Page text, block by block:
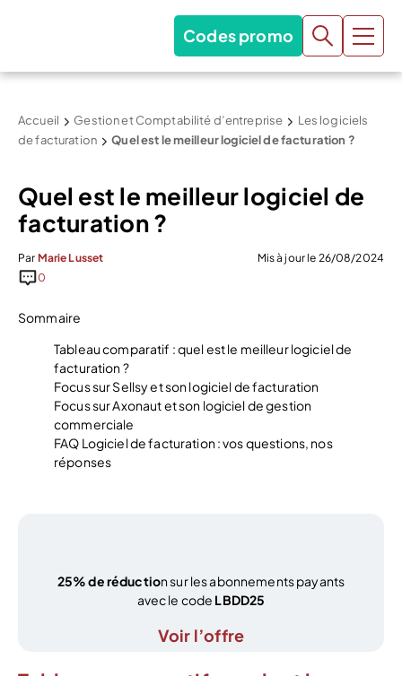
Codes promo
Accueil Gestion et Comptabilité d’entreprise
Les logiciels
de facturation
Quel est le meilleur logiciel de facturation ?
Quel est le meilleur logiciel de
facturation ?
Par Marie Lusset
Mis à jour le 26/08/2024
0
Sommaire
Tableau comparatif : quel est le meilleur logiciel de
facturation ?
Focus sur Sellsy et son logiciel de facturation
Focus sur Axonaut et son logiciel de gestion
commerciale
FAQ Logiciel de facturation : vos questions, nos
réponses
25% de réduction sur les abonnements payants
avec le code LBDD25
Voir l’offre